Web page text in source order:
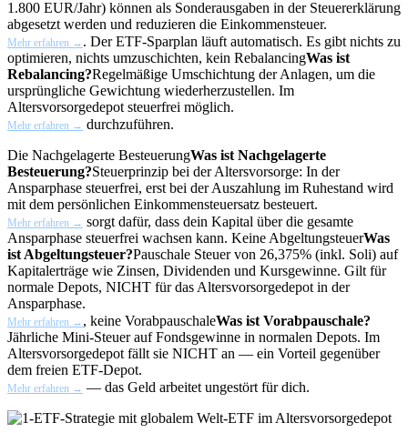
1.800 EUR/Jahr) können als Sonderausgaben in der Steuererklärung
abgesetzt werden und reduzieren die Einkommensteuer.
Mehr erfahren → . Der ETF-Sparplan läuft automatisch. Es gibt nichts zu
optimieren, nichts umzuschichten, kein RebalancingWas ist
Rebalancing?Regelmäßige Umschichtung der Anlagen, um die
ursprüngliche Gewichtung wiederherzustellen. Im
Altersvorsorgedepot steuerfrei möglich.
Mehr erfahren → durchzuführen.
Die Nachgelagerte BesteuerungWas ist Nachgelagerte
Besteuerung?Steuerprinzip bei der Altersvorsorge: In der
Ansparphase steuerfrei, erst bei der Auszahlung im Ruhestand wird
mit dem persönlichen Einkommensteuersatz besteuert.
Mehr erfahren → sorgt dafür, dass dein Kapital über die gesamte
Ansparphase steuerfrei wachsen kann. Keine AbgeltungsteuerWas
ist Abgeltungsteuer?Pauschale Steuer von 26,375% (inkl. Soli) auf
Kapitalerträge wie Zinsen, Dividenden und Kursgewinne. Gilt für
normale Depots, NICHT für das Altersvorsorgedepot in der
Ansparphase.
Mehr erfahren → , keine VorabpauschaleWas ist Vorabpauschale?
Jährliche Mini-Steuer auf Fondsgewinne in normalen Depots. Im
Altersvorsorgedepot fällt sie NICHT an — ein Vorteil gegenüber
dem freien ETF-Depot.
Mehr erfahren → — das Geld arbeitet ungestört für dich.